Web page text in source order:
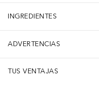
INGREDIENTES
ADVERTENCIAS
TUS VENTAJAS